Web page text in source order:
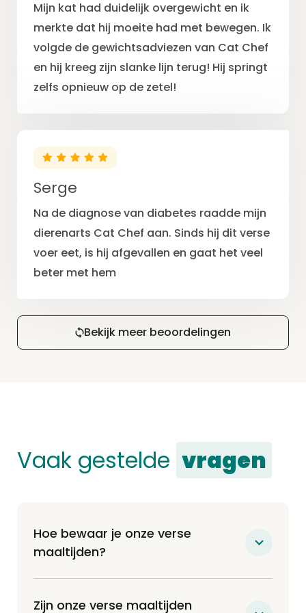
Mijn kat had duidelijk overgewicht en ik
merkte dat hij moeite had met bewegen. Ik
volgde de gewichtsadviezen van Cat Chef
en hij kreeg zijn slanke lijn terug! Hij springt
zelfs opnieuw op de zetel!
Serge
Na de diagnose van diabetes raadde mijn
dierenarts Cat Chef aan. Sinds hij dit verse
voer eet, is hij afgevallen en gaat het veel
beter met hem
Bekijk meer beoordelingen
Vaak gestelde vragen
Hoe bewaar je onze verse
maaltijden?
ofwel 7 dagen in de koelkast of tot 6
Zijn onze verse maaltijden